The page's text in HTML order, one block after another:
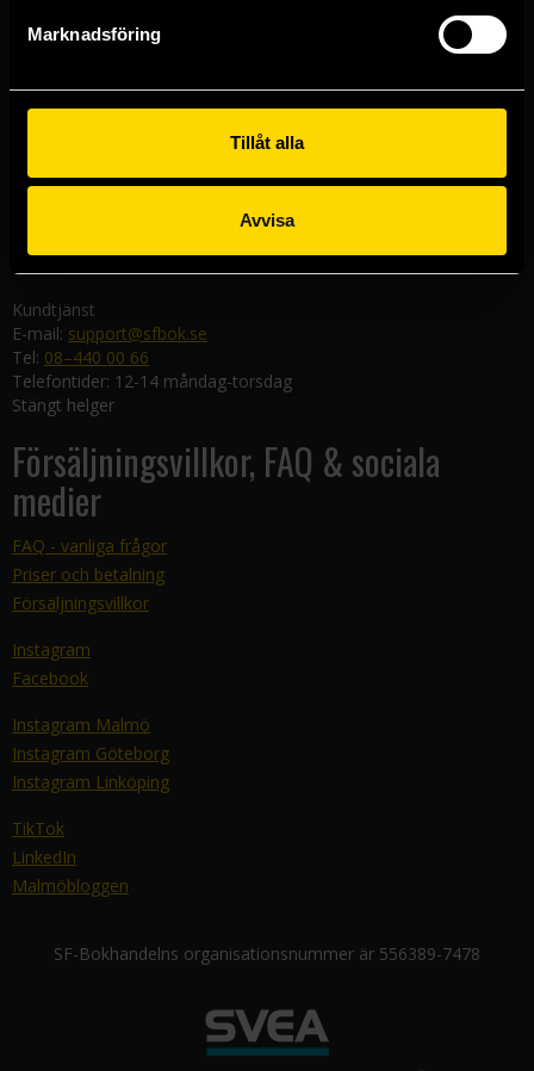
Marknadsföring
Tillåt alla
Avvisa
Göteborgsbutiken
Kungsgatan 19
Malmöbutiken
582 19 Linköping
Kundtjänst
E-mail: support@sfbok.se
Tel: 08–440 00 66
Telefontider: 12-14 måndag-torsdag
Stängt helger
Försäljningsvillkor, FAQ & sociala
medier
FAQ - vanliga frågor
Priser och betalning
Försäljningsvillkor
Instagram
Facebook
Instagram Malmö
Instagram Göteborg
Instagram Linköping
TikTok
LinkedIn
Malmöbloggen
SF-Bokhandelns organisationsnummer är 556389-7478